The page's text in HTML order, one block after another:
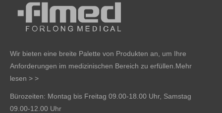
Wir bieten eine breite Palette von Produkten an, um Ihre
Anforderungen im medizinischen Bereich zu erfüllen. Mehr
lesen > >
Bürozeiten: Montag bis Freitag 09.00-18.00 Uhr, Samstag
09.00-12.00 Uhr